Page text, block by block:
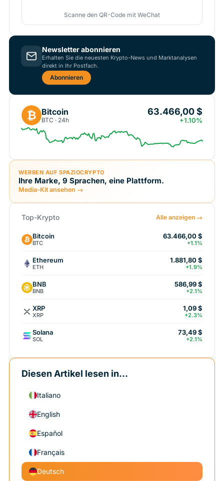
Scanne den QR-Code mit WeChat
Newsletter abonnieren
Erhalten Sie die neuesten Krypto-News und Marktanalysen
direkt in Ihr Postfach.
Abonnieren
₿ Bitcoin
BTC · 24h
63.466,00 $
+1.10%
WERBEN AUF SPAZIOCRYPTO
Ihre Marke, 9 Sprachen, eine Plattform.
Media-Kit ansehen →
Top-Krypto Alle anzeigen →
Bitcoin
BTC
63.466,00 $
+1.1%
Ethereum
ETH
1.881,80 $
+1.9%
BNB
BNB
586,99 $
+2.1%
XRP
XRP
1,09 $
+2.3%
Solana
SOL
73,49 $
+2.1%
Diesen Artikel lesen in...
Italiano
English
Español
Français
Deutsch